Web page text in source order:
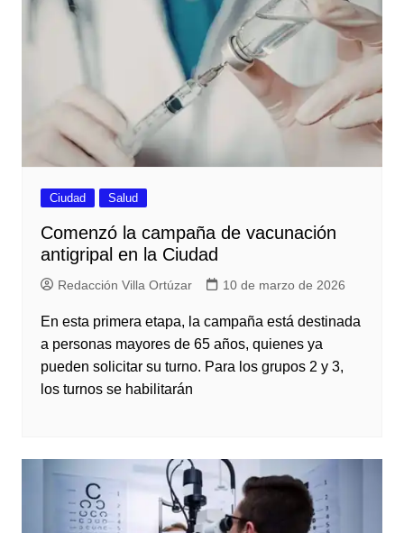
Ciudad Salud
Comenzó la campaña de vacunación
antigripal en la Ciudad
Redacción Villa Ortúzar 10 de marzo de 2026
En esta primera etapa, la campaña está destinada
a personas mayores de 65 años, quienes ya
pueden solicitar su turno. Para los grupos 2 y 3,
los turnos se habilitarán